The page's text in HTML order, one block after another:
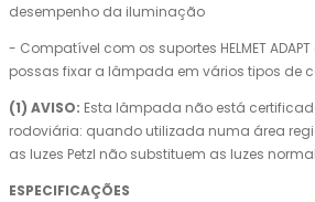
desempenho da iluminação
- Compatível com os suportes HELMET ADAPT
possas fixar a lâmpada em vários tipos de
(1) AVISO: Esta lâmpada não está
rodoviária: quando utilizada numa área
as luzes Petzl não substituem as luzes
ESPECIFICAÇÕES